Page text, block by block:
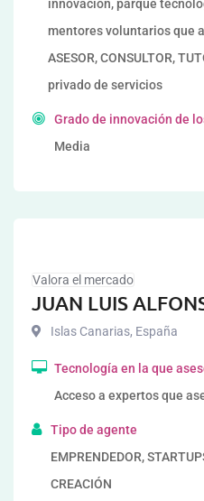
innovación, parque
mentores voluntarios que
ASESOR, CONSULTOR,
privado de servicios
Grado de innovación de
Media
Valora el mercado
JUAN LUIS
Islas Canarias, España
Tecnología en la que
Acceso a expertos que
Tipo de agente
EMPRENDEDOR,
CREACIÓN